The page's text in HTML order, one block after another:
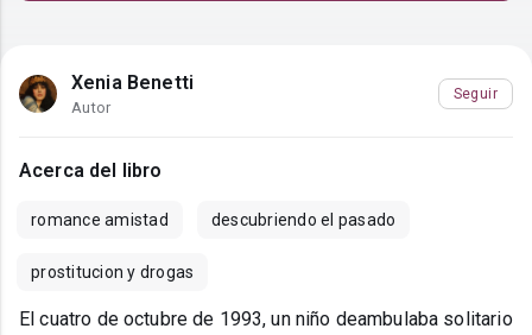
Xenia Benetti
Autor
Seguir
Acerca del libro
romance amistad descubriendo el pasado
prostitucion y drogas
El cuatro de octubre de 1993, un niño deambulaba solitario